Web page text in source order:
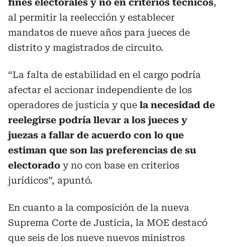
fines electorales y no en criterios técnicos,
al permitir la reelección y establecer
mandatos de nueve años para jueces de
distrito y magistrados de circuito.
“La falta de estabilidad en el cargo podría
afectar el accionar independiente de los
operadores de justicia y que la necesidad de
reelegirse podría llevar a los jueces y
juezas a fallar de acuerdo con lo que
estiman que son las preferencias de su
electorado y no con base en criterios
jurídicos”, apuntó.
En cuanto a la composición de la nueva
Suprema Corte de Justicia, la MOE destacó
que seis de los nueve nuevos ministros